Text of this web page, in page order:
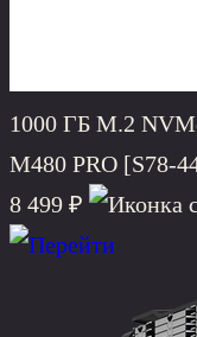
1000 ГБ M.2
M480 PRO [S78-
8 499 ₽